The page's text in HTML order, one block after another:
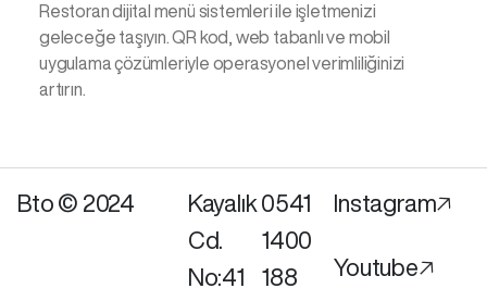
Restoran dijital menü sistemleri ile işletmenizi
geleceğe taşıyın. QR kod, web tabanlı ve mobil
uygulama çözümleriyle operasyonel verimliliğinizi
artırın.
Bto © 2024
Kayalık
Cd.
No:41
0541
1400
188
Instagram🡥
Youtube🡥